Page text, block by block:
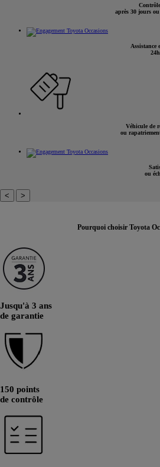
après 30 jours
Assistance
Véhicule de
ou
ou
< >
Pourquoi choisir Toyota
Jusqu'à 3 ans
de garantie
150 points
de contrôle